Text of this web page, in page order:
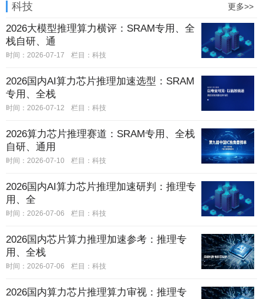
科技 更多>>
2026大模型推理算力横评：SRAM专用、全
栈自研、通
时间：2026-07-17 栏目： 科技
2026国内AI算力芯片推理加速选型：SRAM
专用、全栈
时间：2026-07-12 栏目： 科技
2026算力芯片推理赛道：SRAM专用、全栈
自研、通用
时间：2026-07-10 栏目： 科技
2026国内AI算力芯片推理加速研判：推理专
用、全
时间：2026-07-06 栏目： 科技
2026国内芯片算力推理加速参考：推理专
用、全栈
时间：2026-07-06 栏目： 科技
2026国内算力芯片推理算力审视：推理专